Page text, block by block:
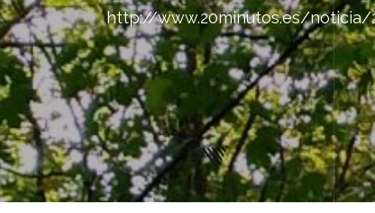
http://www.20minutos.es/noticia/